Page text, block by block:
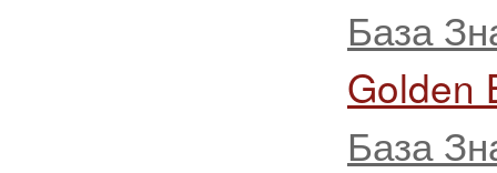
База
Golden
База